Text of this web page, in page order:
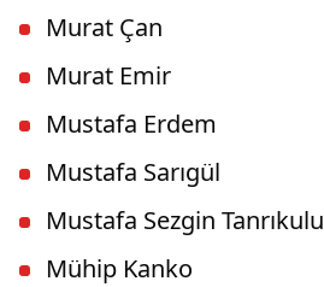
Murat Çan
Murat Emir
Mustafa Erdem
Mustafa Sarıgül
Mustafa Sezgin Tanrıkulu
Mühip Kanko